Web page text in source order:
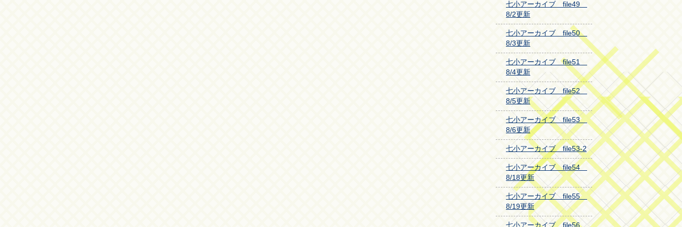
七小アーカイブ file49
8/2更新
七小アーカイブ file50
8/3更新
七小アーカイブ file51
8/4更新
七小アーカイブ file52
8/5更新
七小アーカイブ file53
8/6更新
七小アーカイブ file53-2
七小アーカイブ file54
8/18更新
七小アーカイブ file55
8/19更新
七小アーカイブ file56